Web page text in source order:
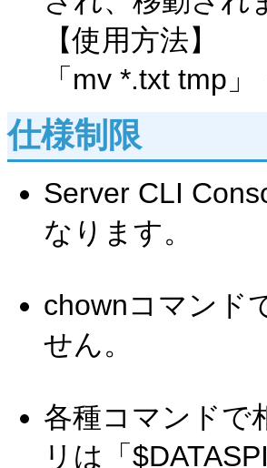
【使用方法】
「mv *.txt tmp
仕様制限
Server CLI
なります。
chownコマンド
せん。
各種コマンドで
リは「